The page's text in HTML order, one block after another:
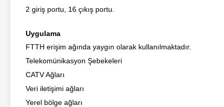
2 giriş portu, 16 çıkış portu.
Uygulama
FTTH erişim ağında yaygın olarak kullanılmaktadır.
Telekomünikasyon Şebekeleri
CATV Ağları
Veri iletişimi ağları
Yerel bölge ağları